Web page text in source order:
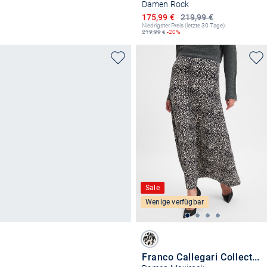
Damen Rock
219,99 €
Ermäßigter Preis
175,99 €
Niedrigster Preis (letzte 30 Tage):
219,99€ -20%
Sale
Wenige verfügbar
Franco Callegari Collection